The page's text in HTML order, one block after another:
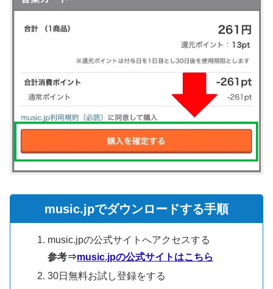
music.jpでダウンロードする手順
music.jpの公式サイトへアクセスする
参考⇒music.jpの公式サイトはこちら
30日無料お試し登録をする